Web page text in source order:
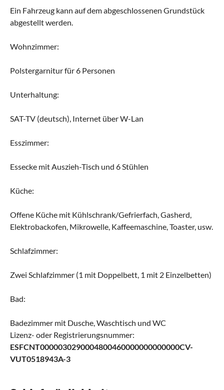
Ein Fahrzeug kann auf dem abgeschlossenen Grundstück
abgestellt werden.
Wohnzimmer:
Polstergarnitur für 6 Personen
Unterhaltung:
SAT-TV (deutsch), Internet über W-Lan
Esszimmer:
Essecke mit Auszieh-Tisch und 6 Stühlen
Küche:
Offene Küche mit Kühlschrank/Gefrierfach, Gasherd,
Elektrobackofen, Mikrowelle, Kaffeemaschine, Toaster, usw.
Schlafzimmer:
Zwei Schlafzimmer (1 mit Doppelbett, 1 mit 2 Einzelbetten)
Bad:
Badezimmer mit Dusche, Waschtisch und WC
Lizenz- oder Registrierungsnummer:
ESFCNT0000030290004800460000000000000CV-
VUT0518943A-3